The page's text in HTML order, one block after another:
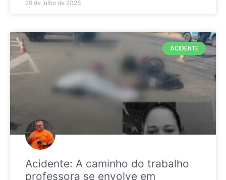
29 de julho de 2026
ACIDENTE
Acidente: A caminho do trabalho
professora se envolve em